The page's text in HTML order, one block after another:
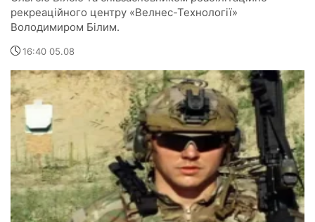
рекреаційного центру «Велнес-Технології»
Володимиром Білим.
16:40 05.08